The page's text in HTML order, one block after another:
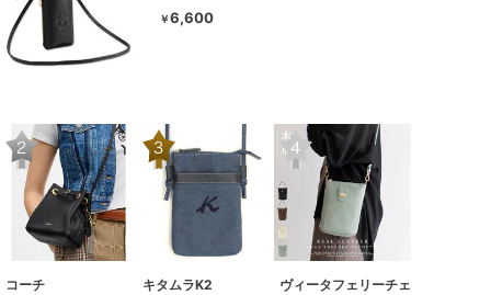
￥6,600
コーチ キタムラK2 ヴィータフェリーチェ